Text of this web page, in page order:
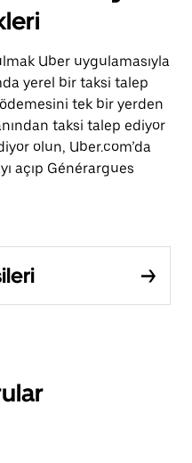
Uber uygulamasıyla
yerel bir taksi talep
tek bir yerden
taksi talep ediyor
olun, Uber.com’da
açıp Générargues